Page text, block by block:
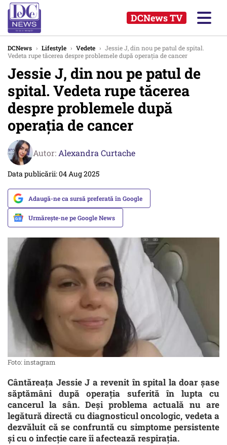
DCNews TV
DCNews › Lifestyle › Vedete › Jessie J, din nou pe patul de spital.
Vedeta rupe tăcerea despre problemele după operația de cancer
Jessie J, din nou pe patul de
spital. Vedeta rupe tăcerea
despre problemele după
operația de cancer
Autor: Alexandra Curtache
Data publicării: 04 Aug 2025
Adaugă-ne ca sursă preferată în Google
Urmărește-ne pe Google News
Foto: instagram
Cântăreața Jessie J a revenit în spital la doar șase
săptămâni după operația suferită în lupta cu
cancerul la sân. Deși problema actuală nu are
legătură directă cu diagnosticul oncologic, vedeta a
dezvăluit că se confruntă cu simptome persistente
și cu o infecție care îi afectează respirația.